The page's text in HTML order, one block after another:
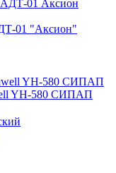
01 "Аксион"
YH-580 СИПАП